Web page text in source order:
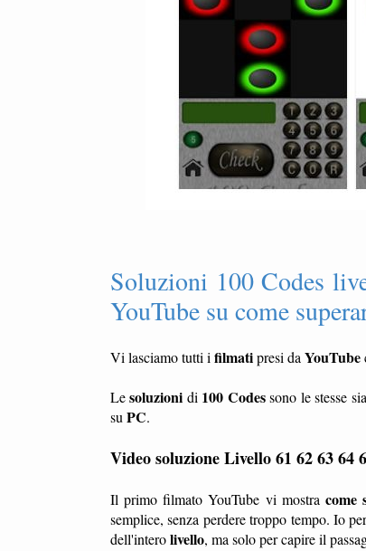
Soluzioni 100 Codes
YouTube su come
Vi lasciamo tutti i filmatipresi da YouTube
Lesoluzioni di 100 Codessono le stesse
su PC.
Video soluzione Livello 61 62 63 64
Il primo filmato YouTube vi mostra come
semplice, senza perdere troppo tempo. Io
dell'interolivello, ma solo per capire il